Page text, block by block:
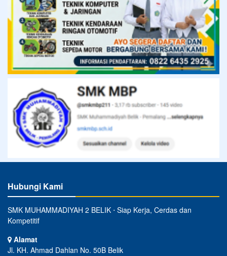
Hubungi Kami
SMK MUHAMMADIYAH 2 BELIK ⋅ Siap Kerja, Cerdas dan
Kompetitif
Alamat
Jl. KH. Ahmad Dahlan No. 50B Belik